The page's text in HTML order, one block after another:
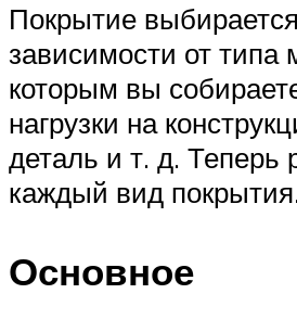
Покрытие
зависимости от типа
которым вы
нагрузки на
деталь и т. д. Теперь
каждый вид
Основное